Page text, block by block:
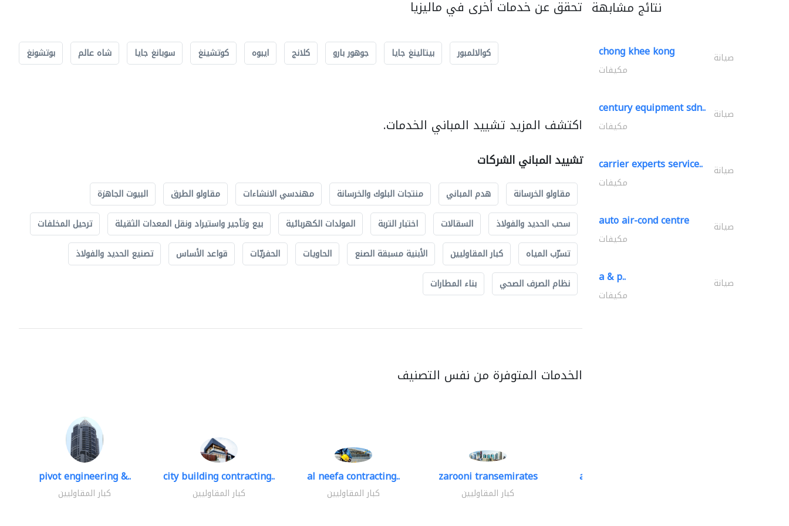
تحقق عن خدمات أخرى في ماليزيا
كوالالمبور بيتالينغ جايا جوهور بارو كلانج ايبوه كوتشينغ سوبانغ جايا شاه عالم بوتشونغ
اكتشف المزيد تشييد المباني الخدمات.
تشييد المباني الشركات
مقاولو الخرسانة هدم المباني منتجات البلوك والخرسانة مهندسي الانشاءات مقاولو الطرق
البيوت الجاهزة
سحب الحديد والفولاذ
السقالات اختبار التربة المولدات الكهربائية بيع وتأجير واستيراد ونقل المعدات الثقيلة
ترحيل المخلفات
تسرّب المياه
كبار المقاوليين الأبنية مسبقة الصنع الحاويات الحفريّات قواعد الأساس
تصنيع الحديد والفولاذ
نظام الصرف الصحي
بناء المطارات
الخدمات المتوفرة من نفس التصنيف
pivot engineering &..
كبار المقاوليين
city building contracting..
كبار المقاوليين
al neefa contracting..
كبار المقاوليين
zarooni transemirates
كبار المقاوليين
accurate bldh cont..
نتائج مشابهة
chong khee kong صيانة
مكيفات
century equipment sdn.. صيانة
مكيفات
carrier experts service.. صيانة
مكيفات
auto air-cond centre صيانة
مكيفات
a & p.. صيانة
مكيفات